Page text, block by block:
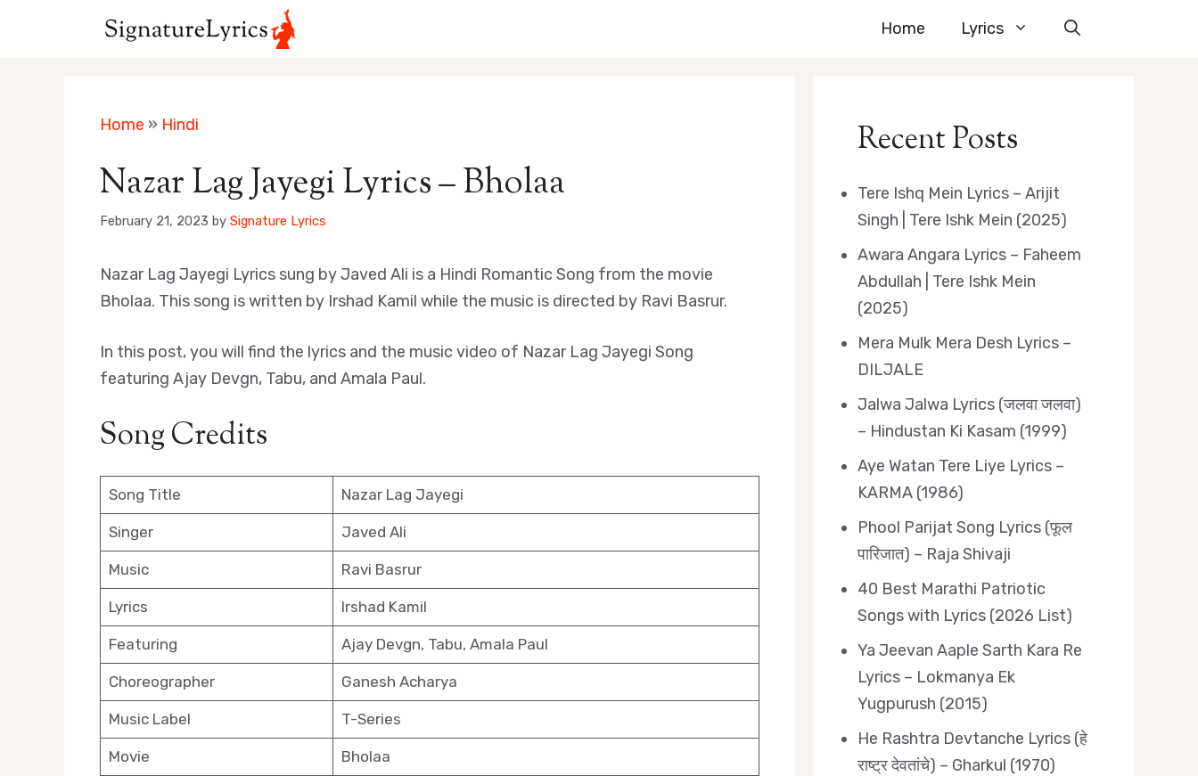
Home Lyrics
Home » Hindi
Nazar Lag Jayegi Lyrics – Bholaa
February 21, 2023 by Signature Lyrics
Nazar Lag Jayegi Lyrics sung by Javed Ali is a Hindi Romantic Song from the movie
Bholaa. This song is written by Irshad Kamil while the music is directed by Ravi Basrur.
In this post, you will find the lyrics and the music video of Nazar Lag Jayegi Song
featuring Ajay Devgn, Tabu, and Amala Paul.
Song Credits
Song Title Nazar Lag Jayegi
Singer Javed Ali
Music Ravi Basrur
Lyrics Irshad Kamil
Featuring Ajay Devgn, Tabu, Amala Paul
Choreographer Ganesh Acharya
Music Label T-Series
Movie Bholaa
Recent Posts
Tere Ishq Mein Lyrics – Arijit
Singh | Tere Ishk Mein (2025)
Awara Angara Lyrics – Faheem
Abdullah | Tere Ishk Mein
(2025)
Mera Mulk Mera Desh Lyrics –
DILJALE
Jalwa Jalwa Lyrics (जलवा जलवा)
– Hindustan Ki Kasam (1999)
Aye Watan Tere Liye Lyrics –
KARMA (1986)
Phool Parijat Song Lyrics (फूल
पारिजात) – Raja Shivaji
40 Best Marathi Patriotic
Songs with Lyrics (2026 List)
Ya Jeevan Aaple Sarth Kara Re
Lyrics – Lokmanya Ek
Yugpurush (2015)
He Rashtra Devtanche Lyrics (हे
राष्ट्र देवतांचे) – Gharkul (1970)